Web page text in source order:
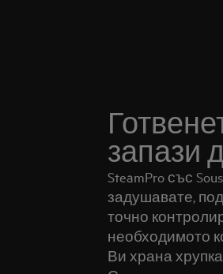
запази
SteamPro със
задушавате,
точно
необходимото
Ви храна